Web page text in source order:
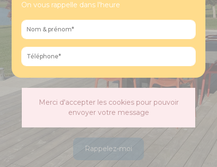
On vous rappelle dans l'heure
Merci d'accepter les cookies pour pouvoir
envoyer votre message
Rappelez-moi